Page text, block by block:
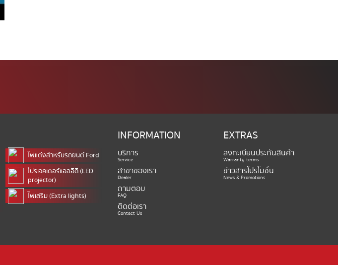
ไฟแต่งสำหรับรถยนต์ Ford
โปรเจคเตอร์แอลอีดี (LED
projector)
ไฟเสริม (Extra lights)
INFORMATION
บริการ
Service
สาขาของเรา
Dealer
ถามตอบ
FAQ
ติดต่อเรา
Contact Us
EXTRAS
ลงทะเบียนประกันสินค้า
Warranty terms
ข่าวสารโปรโมชั่น
News & Promotions